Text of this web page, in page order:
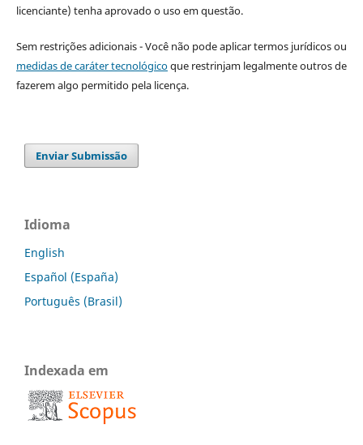
licenciante) tenha aprovado o uso em questão.
Sem restrições adicionais - Você não pode aplicar termos jurídicos ou
medidas de caráter tecnológicoque restrinjam legalmente outros de
fazerem algo permitido pela licença.
Enviar Submissão
Idioma
English
Español (España)
Português (Brasil)
Indexada em